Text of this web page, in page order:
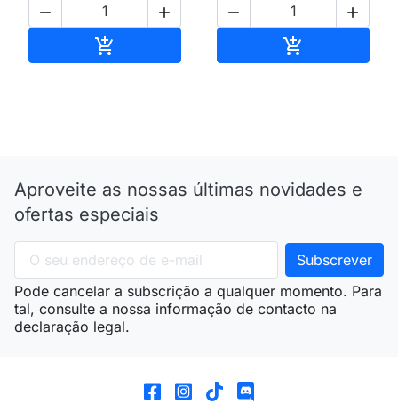
 

 

Aproveite as nossas últimas novidades e
ofertas especiais
Pode cancelar a subscrição a qualquer momento. Para
tal, consulte a nossa informação de contacto na
declaração legal.